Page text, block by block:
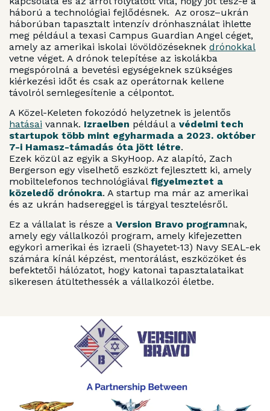
háború a technológiai fejlődésnek. Az orosz–ukrán
háborúban tapasztalt intenzív drónhasználat ihlette
meg például a texasi Campus Guardian Angel céget,
amely az amerikai iskolai lövöldözéseknek drónokkal
vetne véget. A drónok telepítése az iskolákba
megspórolná a bevetési egységeknek szükséges
kiérkezési időt és csak az operátornak kellene
távolról semlegesítenie a célpontot.
A Közel-Keleten fokozódó helyzetnek is jelentős
hatásai vannak. Izraelben például a védelmi tech
startupok több mint egyharmada a 2023. október
7-i Hamasz-támadás óta jött létre.
Ezek közül az egyik a SkyHoop. Az alapító, Zach
Bergerson egy viselhető eszközt fejlesztett ki, amely
mobiltelefonos technológiával figyelmeztet a
közeledő drónokra. A startup ma már az amerikai
és az ukrán hadsereggel is tárgyal tesztelésről.
Ez a vállalat is része a Version Bravo programnak,
amely egy vállalkozói program, amely kifejezetten
egykori amerikai és izraeli (Shayetet‑13) Navy SEAL-ek
számára kínál képzést, mentorálást, eszközöket és
befektetői hálózatot, hogy katonai tapasztalataikat
sikeresen átültethessék a vállalkozói életbe.